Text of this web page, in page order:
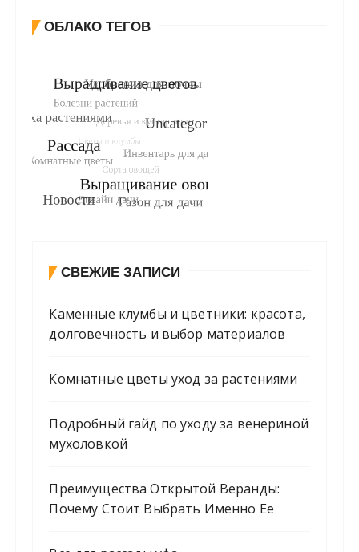
ОБЛАКО ТЕГОВ
СВЕЖИЕ ЗАПИСИ
Каменные клумбы и цветники: красота,
долговечность и выбор материалов
Комнатные цветы уход за растениями
Подробный гайд по уходу за венериной
мухоловкой
Преимущества Открытой Веранды:
Почему Стоит Выбрать Именно Ее